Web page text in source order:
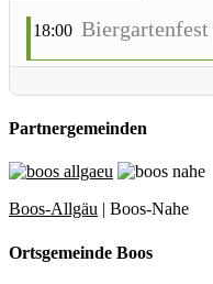
18:00 Biergartenfest
Partnergemeinden
Boos-Allgäu | Boos-Nahe
Ortsgemeinde Boos